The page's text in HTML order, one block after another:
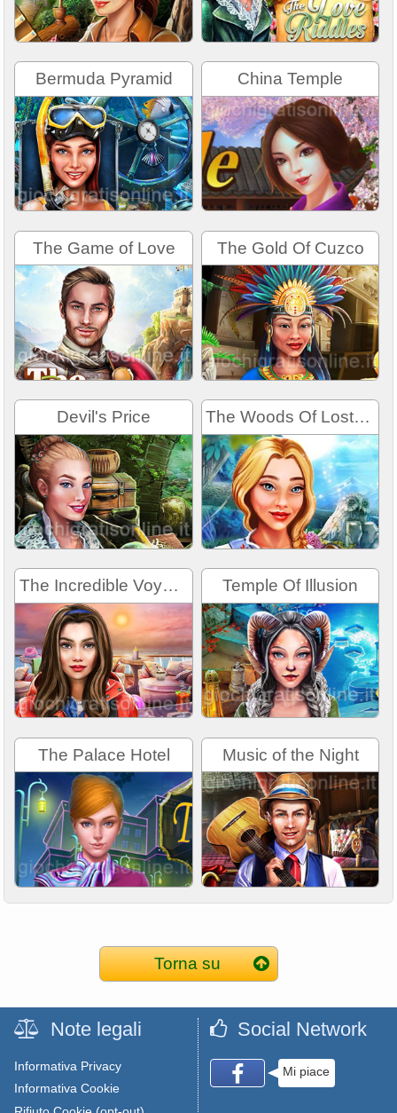
Bermuda Pyramid China Temple
The Game of Love The Gold Of Cuzco
Devil's Price The Woods Of Lost Things
The Incredible Voyage Temple Of Illusion
The Palace Hotel Music of the Night
Torna su
Note legali
Informativa Privacy
Informativa Cookie
Social Network
Mi piace